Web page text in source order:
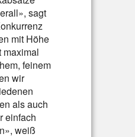
sagt
mit Höhe
maximal
feinem
wir
als auch
einfach
weiß